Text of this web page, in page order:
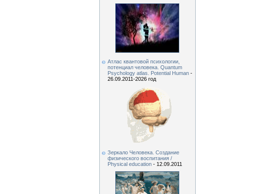
Атлас квантовой психологии,
потенциал человека. Quantum
Psychology atlas. Potential Human-
26.09.2011-2026 год
Зеркало Человека. Создание
физического воспитания /
Physical education- 12.09.2011